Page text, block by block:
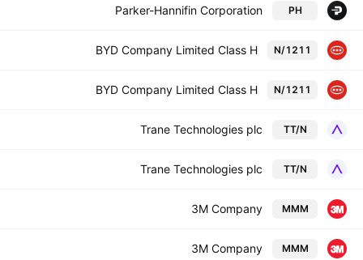
PH
Parker-Hannifin Corporation
1211/N
BYD Company Limited Class H
1211/N
BYD Company Limited Class H
TT/N
Trane Technologies plc
TT/N
Trane Technologies plc
MMM
3M Company
MMM
3M Company